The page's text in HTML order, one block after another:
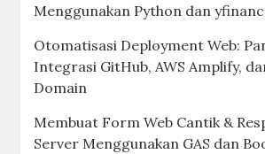
Menggunakan Python dan
Otomatisasi Deployment Web:
Integrasi GitHub, AWS Amplify,
Domain
Membuat Form Web Cantik &
Server Menggunakan GAS dan